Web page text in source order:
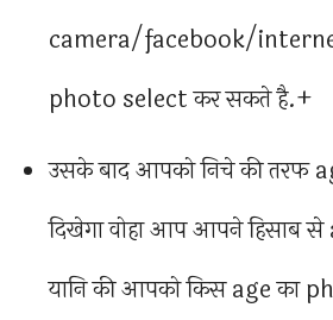
camera/facebook/
photo select कर सकते है.+
उसके बाद आपको निचे की तरफ
दिखेगा वोहा आप आपने हिसाब
यानि की आपको किस age का